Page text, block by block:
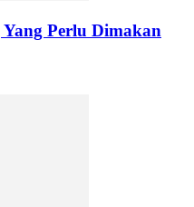
Yang Perlu Dimakan